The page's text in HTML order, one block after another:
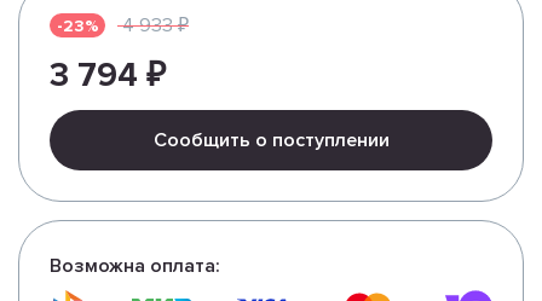
-23% 4 933 ₽
3 794 ₽
Сообщить о поступлении
Возможна оплата: